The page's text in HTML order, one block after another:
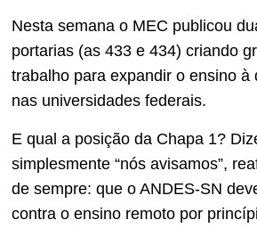
Nesta semana o MEC publicou
portarias (as 433 e 434) criando
trabalho para expandir o ensino à
nas universidades federais.
E qual a posição da Chapa 1?
simplesmente “nós avisamos”,
de sempre: que o ANDES-SN
contra o ensino remoto por